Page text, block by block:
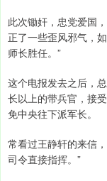
此次锄奸，忠党爱国
正了一些歪风邪气，
师长胜任。”
这个电报发去之后，
长以上的带兵官，接
免中央往下派军长。
常看过王静轩的来信
司令直接指挥。”